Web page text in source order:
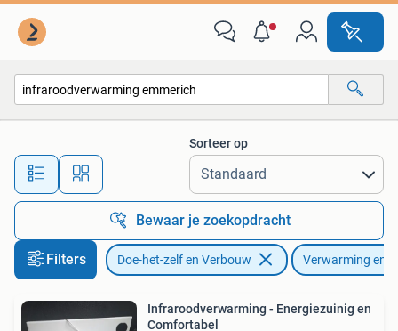
Alle afstanden…
Sorteer op
Bewaar je zoekopdracht
Filters Doe-het-zelf en Verbouw Verwarming en
Infraroodverwarming - Energiezuinig en
Comfortabel